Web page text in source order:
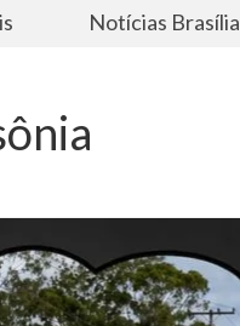
Notícias Brasília